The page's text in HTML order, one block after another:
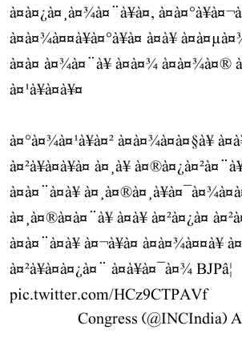
à¤à¤¿à¤¸à¤¾à¤¨à¥à¤,
à¤à¤¾à¤¤à¥à¤°à¥à¤ à¤à¥
à¤à¤ à¤¾à¤¨à¥ à¤à¤¾ à¤à¤¾à¤®
à¤¹à¥à¤à¥¤
à¤°à¤¾à¤¹à¥à¤² à¤à¤¾à¤à¤§à¥
à¤²à¥à¤à¥à¤ à¤¸à¥
à¤à¤¨à¤à¥
à¤¸à¤®à¤à¤¨à¥ à¤à¥ à¤²à¤¿à¤
à¤à¤¨à¤à¥ à¤¬à¥à¤ à¤à¤¾à¤¤à¥
à¤²à¥à¤à¤¿à¤¨ à¤à¥à¤¯à¤¾ BJPâ¦
pic.twitter.com/HCz9CTPAVf